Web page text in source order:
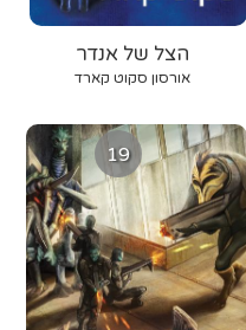
הצל של אנדר
אורסון סקוט קארד
19